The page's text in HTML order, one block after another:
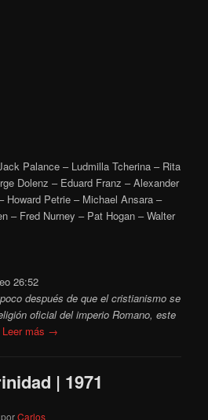
Palance – Ludmilla Tcherina – Rita
Dolenz – Eduard Franz – Alexander
Howard Petrie – Michael Ansara –
– Fred Nurney – Pat Hogan – Walter
26:52
después de que el cristianismo se
oficial del imperio Romano, este
Leer más →
| 1971
porCarlos